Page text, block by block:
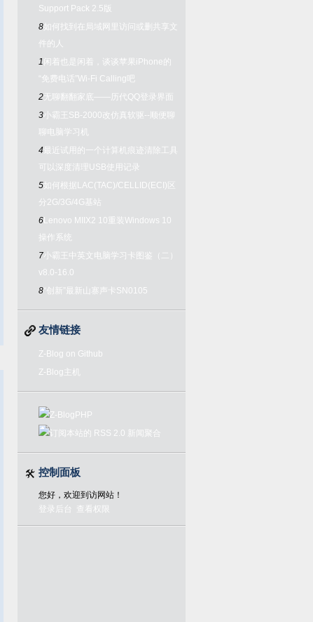
Support Pack 2.5版
8如何找到在局域网里访问或删共享文
件的人
1 闲着也是闲着，谈谈苹果iPhone的
“免费电话”Wi-Fi Calling吧
2无聊翻翻家底——历代QQ登录界面
3小霸王SB-2000改仿真软驱--顺便聊
聊电脑学习机
4 最近试用的一个计算机痕迹清除工具
可以深度清理USB使用记录
5如何根据LAC(TAC)/CELLID(ECI)区
分2G/3G/4G基站
6Lenovo MIIX2 10重装Windows 10
操作系统
7小霸王中英文电脑学习卡图鉴（二）
v8.0-16.0
8 “创新”最新山寨声卡SN0105
友情链接
Z-Blog on Github
Z-Blog主机
控制面板
您好，欢迎到访网站！
登录后台
查看权限